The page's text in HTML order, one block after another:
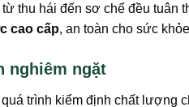
thu hái đến sơ chế đều
cao cấp, an toàn cho sức
nghiêm ngặt
trình kiểm định chất lượng